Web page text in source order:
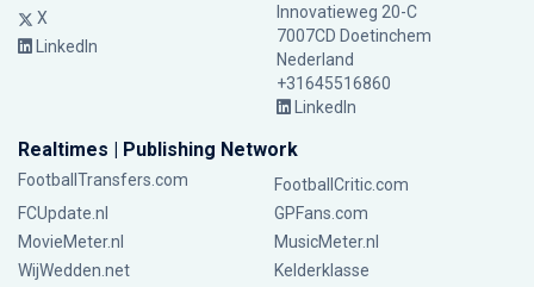
X
LinkedIn
Innovatieweg 20-C
7007CD Doetinchem
Nederland
+31645516860
LinkedIn
Realtimes | Publishing Network
FootballTransfers.com
FootballCritic.com
FCUpdate.nl
GPFans.com
MovieMeter.nl
MusicMeter.nl
WijWedden.net
Kelderklasse